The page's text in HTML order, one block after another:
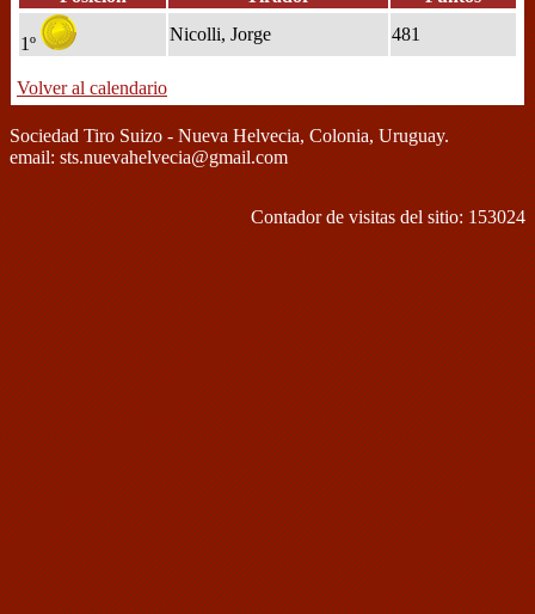
1º Nicolli, Jorge 481
Volver al calendario
Sociedad Tiro Suizo - Nueva Helvecia, Colonia, Uruguay.
email: sts.nuevahelvecia@gmail.com
Contador de visitas del sitio: 153024